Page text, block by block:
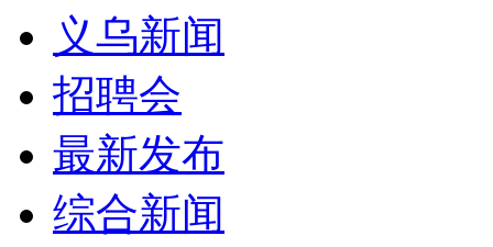
义乌新闻
招聘会
最新发布
综合新闻